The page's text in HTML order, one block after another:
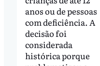
anos ou de pessoas
com deficiência. A
decisão foi
considerada
histórica porque